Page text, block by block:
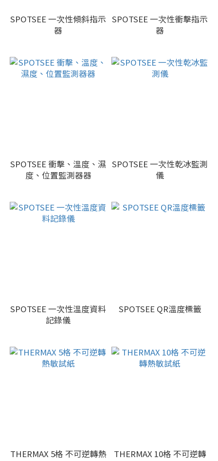
SPOTSEE 一次性傾斜指示
器
SPOTSEE 一次性衝擊指示
器
SPOTSEE 衝擊、溫度、濕
度、位置監測器器
SPOTSEE 一次性乾冰監測
儀
SPOTSEE 一次性溫度資料
記錄儀
SPOTSEE QR溫度標籤
THERMAX 5格 不可逆轉熱
THERMAX 10格 不可逆轉